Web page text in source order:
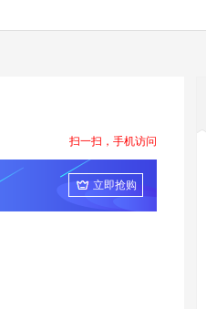
扫一扫，手机访问
立即抢购